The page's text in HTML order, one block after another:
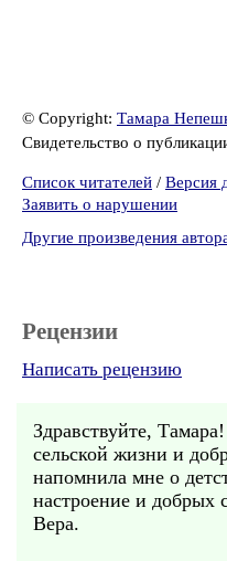
© Copyright: Тамара
Свидетельство о
Список читателей / Версия
Заявить о нарушении
Другие произведения
Рецензии
Написать рецензию
Здравствуйте,
сельской жизни и
напомнила мне о
настроение и добрых
Вера.